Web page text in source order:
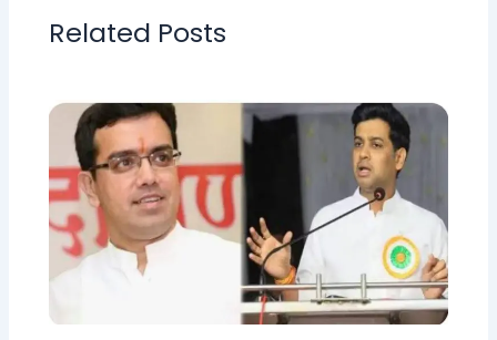
Related Posts